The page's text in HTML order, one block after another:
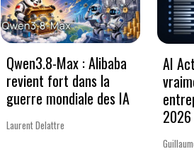
Qwen3.8-Max : Alibaba
revient fort dans la
guerre mondiale des IA
Laurent Delattre
AI
2026